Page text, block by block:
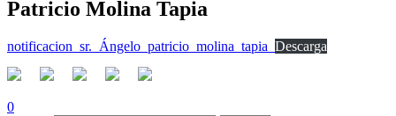
Patricio Molina Tapia
notificacion_sr._Ángelo_patricio_molina_tapia_ Descarga
0